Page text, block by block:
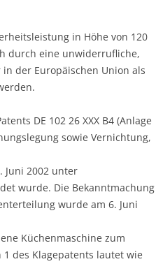
in Höhe von 120
durch eine unwiderrufliche,
der Europäischen Union als
DE 102 26 XXX B4 (Anlage
sowie Vernichtung,
Juni 2002 unter
wurde. Die Bekanntmachung
wurde am 6. Juni
Küchenmaschine zum
des Klagepatents lautet wie